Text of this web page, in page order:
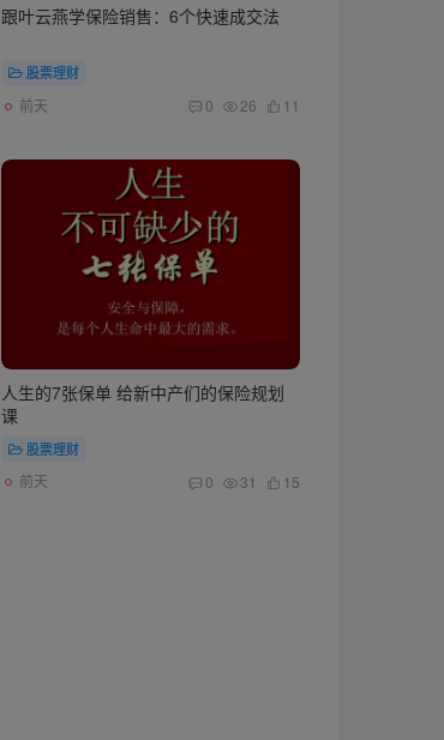
跟叶云燕学保险销售：6个快速成交法
股票理财
前天 0 26 11
人生的7张保单 给新中产们的保险规划
课
股票理财
前天 0 31 15